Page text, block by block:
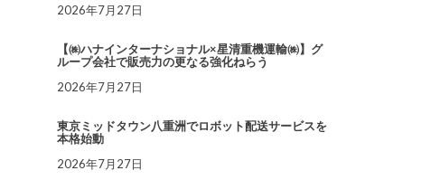
2026年7月27日
【㈱ハナインターナショナル×星清重機運輸㈱】グ
ループ会社で販売力の更なる強化ねらう
2026年7月27日
東京ミッドタウン八重洲でロボット配送サービスを
本格始動
2026年7月27日